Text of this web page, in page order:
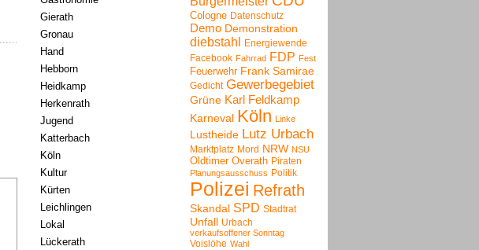
Gierath
Gronau
Hand
Hebborn
Heidkamp
Herkenrath
Jugend
Katterbach
Köln
Kultur
Kürten
Leichlingen
Lokal
Lückerath
Cologne Datenschutz
Demo Demonstration
diebstahl Energiewende
Facebook Fahrrad FDP Fest
Feuerwehr Frank Samirae
Gedicht Gewerbegebiet
Grüne Karl Feldkamp
Karneval Köln Linke
Lustheide Lutz Urbach
Marktplatz Mord NRW NSU
Oldtimer Overath Piraten
Planungsausschuss Politik
Polizei Refrath
Skandal SPD Stadtrat
Unfall Urbach
verkaufsoffener Sonntag
Voislöhe Wahl